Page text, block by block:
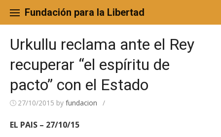
content
Fundación para la Libertad
Urkullu reclama ante el Rey
recuperar “el espíritu de
pacto” con el Estado
27/10/2015 by fundacion /
EL PAIS – 27/10/15